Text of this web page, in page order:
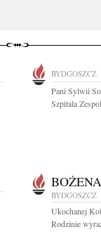
BYDGOSZCZ
Pani Sylwii
Szpitala
BYDGOSZCZ
Ukochanej
Rodzinie